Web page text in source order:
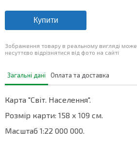
Купити
Зображення товару в реальному вигляді може
несуттєво відрізнятися від фото на сайті
Загальні дані Оплата та доставка
Карта "Світ. Населення".
Розмір карти: 158 х 109 см.
Масштаб 1:22 000 000.